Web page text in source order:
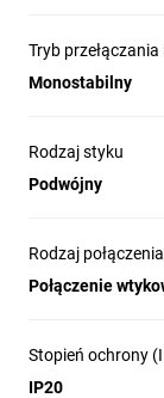
Moduły
płyty PCB z
wymagające
Tryb przełączania
Monostabilny
Rodzaj styku
Podwójny
Rodzaj
Połączenie
Stopień ochrony
IP20